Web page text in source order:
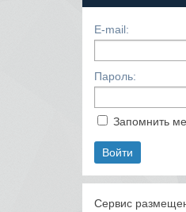
E-mail:
Пароль:
Запомнить
Сервис